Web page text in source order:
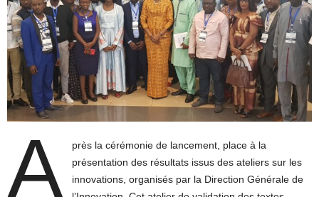
A
près la cérémonie de lancement, place à la
présentation des résultats issus des ateliers sur les
innovations, organisés par la Direction Générale de